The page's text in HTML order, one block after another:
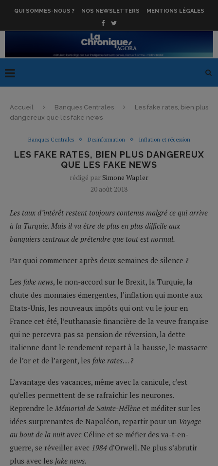
QUI SOMMES-NOUS ? NOS NEWSLETTERS MENTIONS LÉGALES
Accueil Banques Centrales
Les fake rates, bien plus
dangereux que les fake news
Banques Centrales Desinformation Inflation et récession
LES FAKE RATES, BIEN PLUS DANGEREUX
QUE LES FAKE NEWS
rédigé par Simone Wapler
20 août 2018
Les taux d’intérêt restent toujours contenus malgré ce qui arrive
à la Turquie. Mais il va être de plus en plus difficile aux
banquiers centraux de prétendre que tout est normal.
Par quoi commencer après deux semaines de silence ?
Les fake news, le non-accord sur le Brexit, la Turquie, la
chute des monnaies émergentes, l’inflation qui monte aux
Etats-Unis, les nouveaux impôts qui ont vu le jour en
France cet été, l’euthanasie financière de la veuve française
qui ne percevra pas sa pension de réversion, la dette
italienne dont le rendement repart à la hausse, le massacre
de l’or et de l’argent, les fake rates… ?
L’avantage des vacances, même avec la canicule, c’est
qu’elles permettent de se rafraîchir les neurones.
Reprendre le Mémorial de Sainte-Hélène et méditer sur les
idées surprenantes de Napoléon, repartir pour un Voyage
au bout de la nuit avec Céline et se méfier des va-t-en-
guerre, se réveiller avec 1984 d’Orwell. Ne plus s’abrutir
plus avec les fake news.